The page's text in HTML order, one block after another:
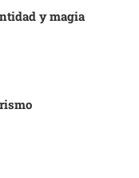
y magia